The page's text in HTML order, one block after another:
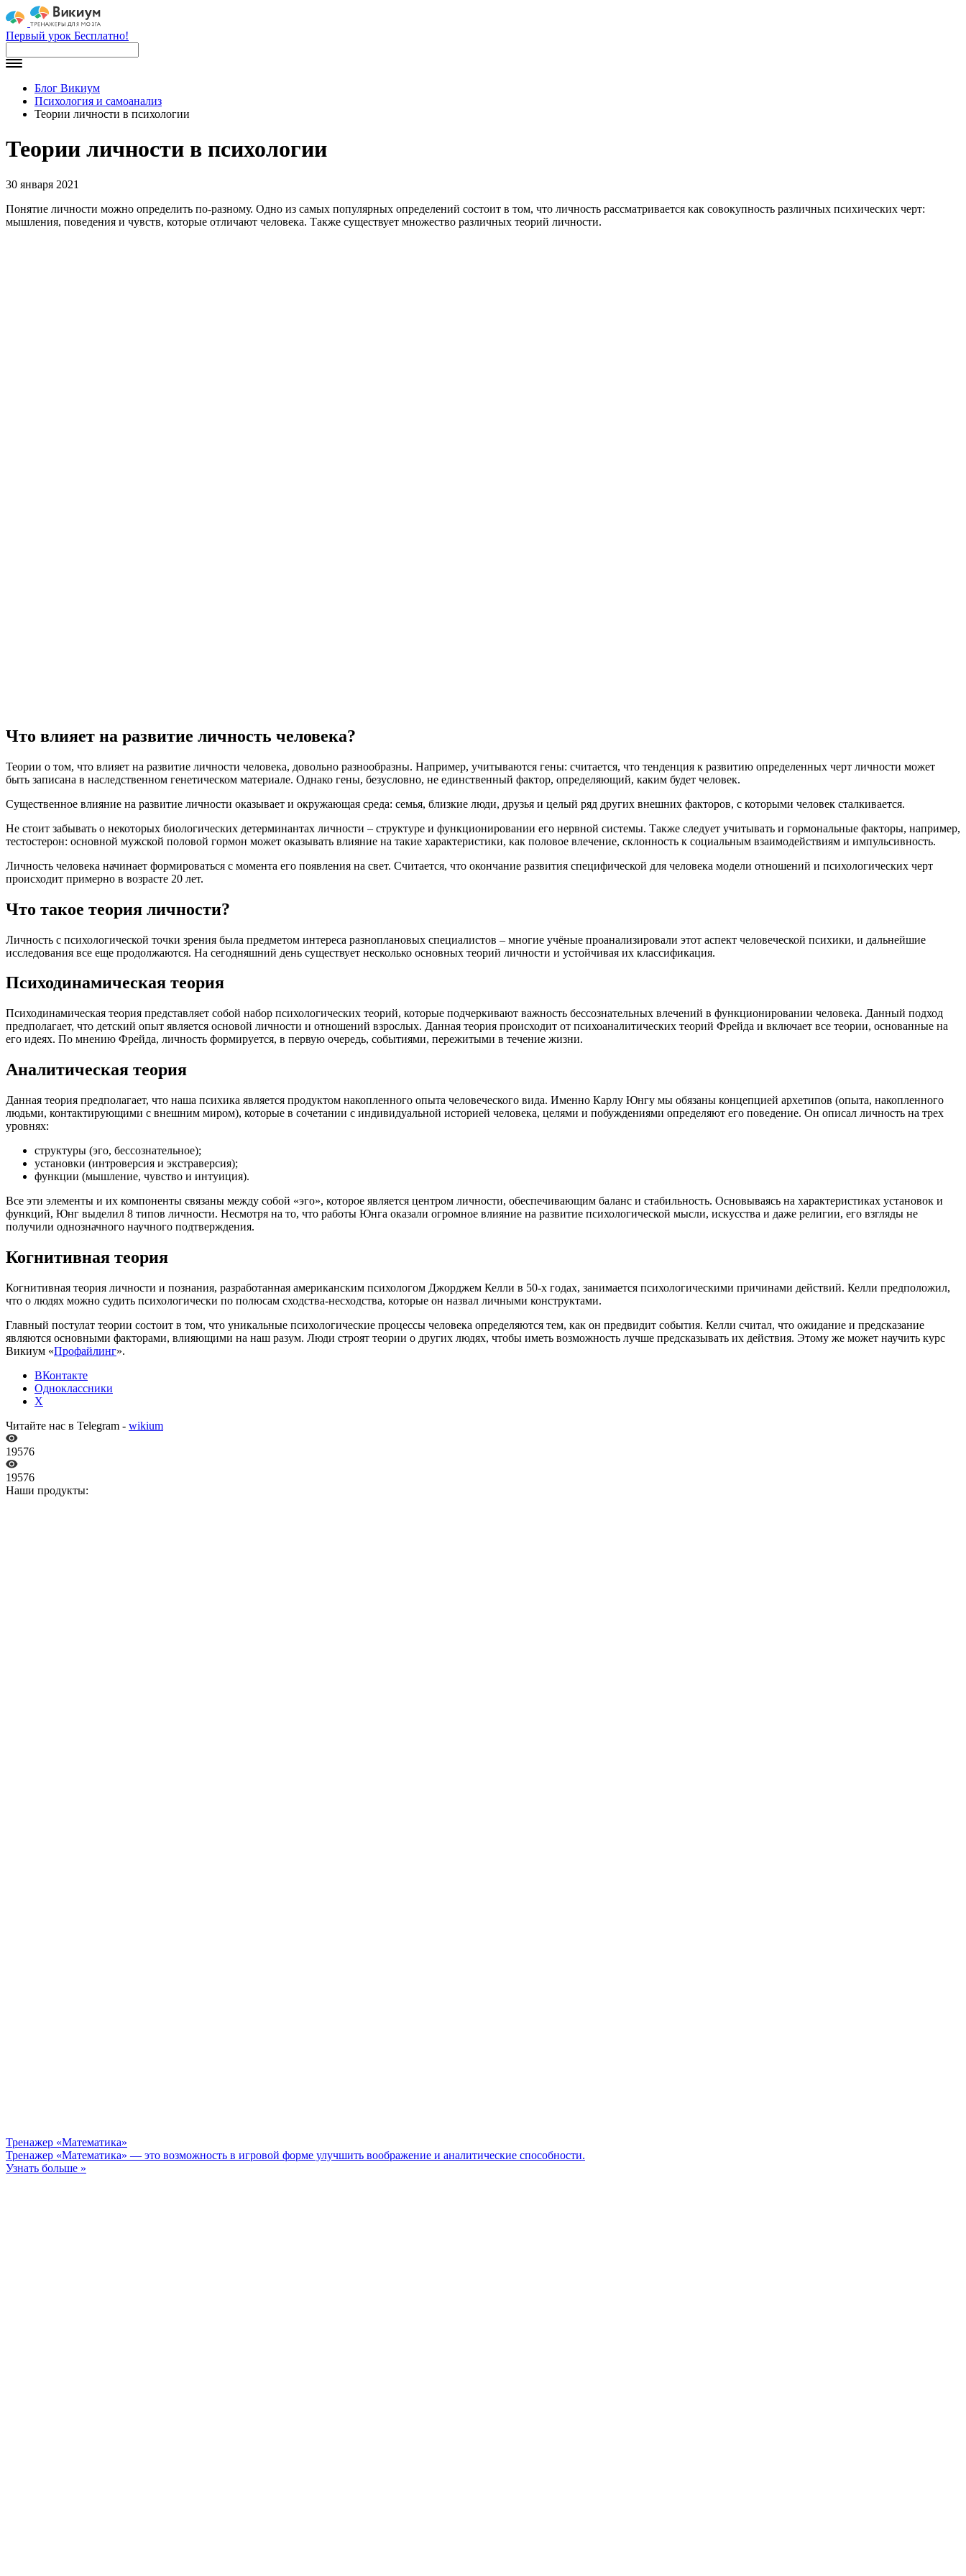
Первый урок Бесплатно!
Блог Викиум
Психология и самоанализ
Теории личности в психологии
Теории личности в психологии
30 января 2021
Понятие личности можно определить по-разному. Одно из самых популярных определений состоит в том, что личность рассматривается как совокупность различных психических черт:
мышления, поведения и чувств, которые отличают человека. Также существует множество различных теорий личности.
Что влияет на развитие личность человека?
Теории о том, что влияет на развитие личности человека, довольно разнообразны. Например, учитываются гены: считается, что тенденция к развитию определенных черт личности может
быть записана в наследственном генетическом материале. Однако гены, безусловно, не единственный фактор, определяющий, каким будет человек.
Существенное влияние на развитие личности оказывает и окружающая среда: семья, близкие люди, друзья и целый ряд других внешних факторов, с которыми человек сталкивается.
Не стоит забывать о некоторых биологических детерминантах личности – структуре и функционировании его нервной системы. Также следует учитывать и гормональные факторы, например,
тестостерон: основной мужской половой гормон может оказывать влияние на такие характеристики, как половое влечение, склонность к социальным взаимодействиям и импульсивность.
Личность человека начинает формироваться с момента его появления на свет. Считается, что окончание развития специфической для человека модели отношений и психологических черт
происходит примерно в возрасте 20 лет.
Что такое теория личности?
Личность с психологической точки зрения была предметом интереса разноплановых специалистов – многие учёные проанализировали этот аспект человеческой психики, и дальнейшие
исследования все еще продолжаются. На сегодняшний день существует несколько основных теорий личности и устойчивая их классификация.
Психодинамическая теория
Психодинамическая теория представляет собой набор психологических теорий, которые подчеркивают важность бессознательных влечений в функционировании человека. Данный подход
предполагает, что детский опыт является основой личности и отношений взрослых. Данная теория происходит от психоаналитических теорий Фрейда и включает все теории, основанные на
его идеях. По мнению Фрейда, личность формируется, в первую очередь, событиями, пережитыми в течение жизни.
Аналитическая теория
Данная теория предполагает, что наша психика является продуктом накопленного опыта человеческого вида. Именно Карлу Юнгу мы обязаны концепцией архетипов (опыта, накопленного
людьми, контактирующими с внешним миром), которые в сочетании с индивидуальной историей человека, целями и побуждениями определяют его поведение. Он описал личность на трех
уровнях:
структуры (эго, бессознательное);
установки (интроверсия и экстраверсия);
функции (мышление, чувство и интуиция).
Все эти элементы и их компоненты связаны между собой «эго», которое является центром личности, обеспечивающим баланс и стабильность. Основываясь на характеристиках установок и
функций, Юнг выделил 8 типов личности. Несмотря на то, что работы Юнга оказали огромное влияние на развитие психологической мысли, искусства и даже религии, его взгляды не
получили однозначного научного подтверждения.
Когнитивная теория
Когнитивная теория личности и познания, разработанная американским психологом Джорджем Келли в 50-х годах, занимается психологическими причинами действий. Келли предположил,
что о людях можно судить психологически по полюсам сходства-несходства, которые он назвал личными конструктами.
Главный постулат теории состоит в том, что уникальные психологические процессы человека определяются тем, как он предвидит события. Келли считал, что ожидание и предсказание
являются основными факторами, влияющими на наш разум. Люди строят теории о других людях, чтобы иметь возможность лучше предсказывать их действия. Этому же может научить курс
Викиум «Профайлинг».
ВКонтакте
Одноклассники
X
Читайте нас в Telegram - wikium
19576
19576
Наши продукты:
Тренажер «Математика»
Тренажер «Математика» — это возможность в игровой форме улучшить воображение и аналитические способности.
Узнать больше »